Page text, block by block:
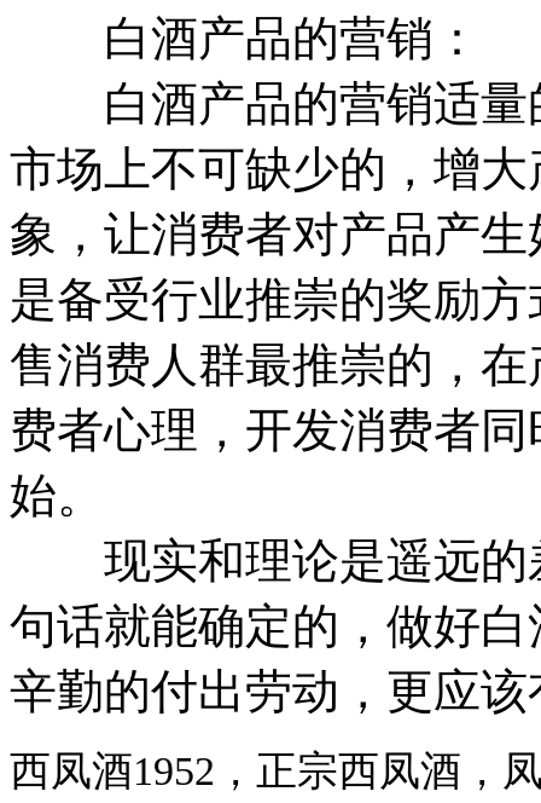
白酒产品的营销：
白酒产品的营销适量
市场上不可缺少的，增
象，让消费者对产品产
是备受行业推崇的奖励
售消费人群最推崇的，
费者心理，开发消费者
始。
现实和理论是遥远的
句话就能确定的，做好
辛勤的付出劳动，更应
西凤酒1952，正宗西凤酒